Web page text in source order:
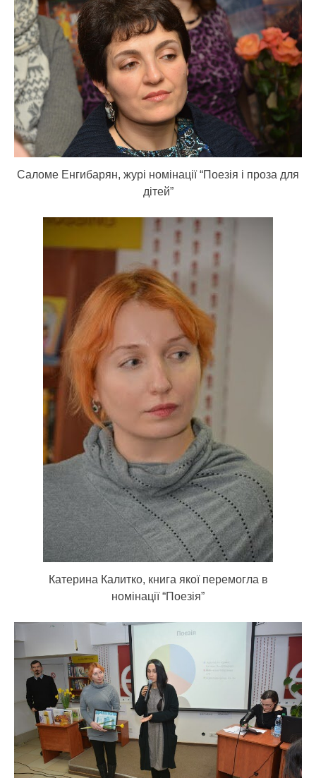
Саломе Енгибарян, журі номінації “Поезія і проза для
дітей”
Катерина Калитко, книга якої перемогла в
номінації “Поезія”